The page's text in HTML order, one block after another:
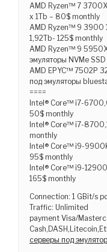
AMD Ryzen™ 7
x 1Tb – 80$ monthly
AMD Ryzen™ 9 3900
1,92Tb- 125$ monthly
AMD Ryzen™ 9
эмуляторы NVMe
AMD EPYC™ 7502P
под эмуляторы
====
Intel® Core™ i7-
50$ monthly
Intel® Core™ i7-
monthly
Intel® Core™ i9-
95$ monthly
Intel® Core™ i9-
165$ monthly
Connection: 1 GBit/s
Traffic: Unlimited
payment Visa/
серверы под